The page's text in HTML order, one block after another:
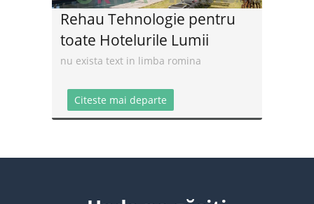
Rehau Tehnologie pentru
toate Hotelurile Lumii
nu exista text in limba romina
Citeste mai departe